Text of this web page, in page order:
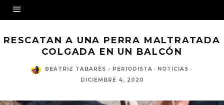
RESCATAN A UNA PERRA MALTRATADA
COLGADA EN UN BALCÓN
BEATRIZ TABARÉS - PERIODISTA · NOTICIAS ·
DICIEMBRE 4, 2020